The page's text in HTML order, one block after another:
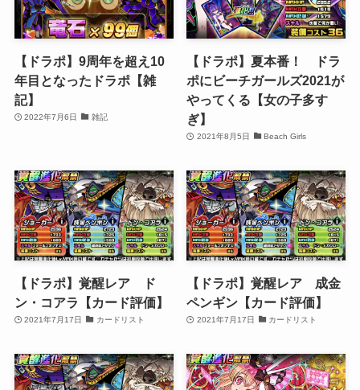
【ドラポ】9周年を超え10
年目となったドラポ【雑
記】
2022年7月6日 雑記
【ドラポ】夏本番！ ドラ
ポにビーチガールズ2021が
やってくる【女の子多す
ぎ】
2021年8月5日 Beach Girls
【ドラポ】覚醒レア ド
ン・コアラ【カード評価】
2021年7月17日 カードリスト
【ドラポ】覚醒レア 成金
ペンギン【カード評価】
2021年7月17日 カードリスト